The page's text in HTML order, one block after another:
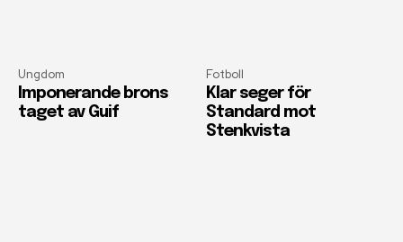
Ungdom
Imponerande brons
taget av Guif
Fotboll
Klar seger för
Standard mot
Stenkvista